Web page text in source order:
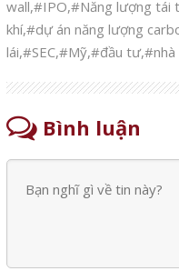
wall,#IPO,#Năng lượng tái
khí,#dự án năng lượng
lái,#SEC,#Mỹ,#đầu tư,
Bình luận